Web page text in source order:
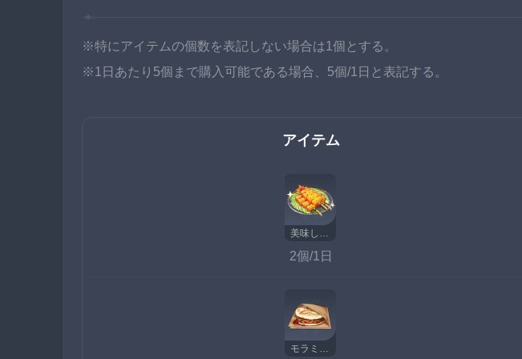
※特にアイテムの個数を表記しない場合は1個とする。
※1日あたり5個まで購入可能である場合、5個/1日と表記する。
アイテム
美味しそうな中原のもつ焼き
2個/1日
モラミート